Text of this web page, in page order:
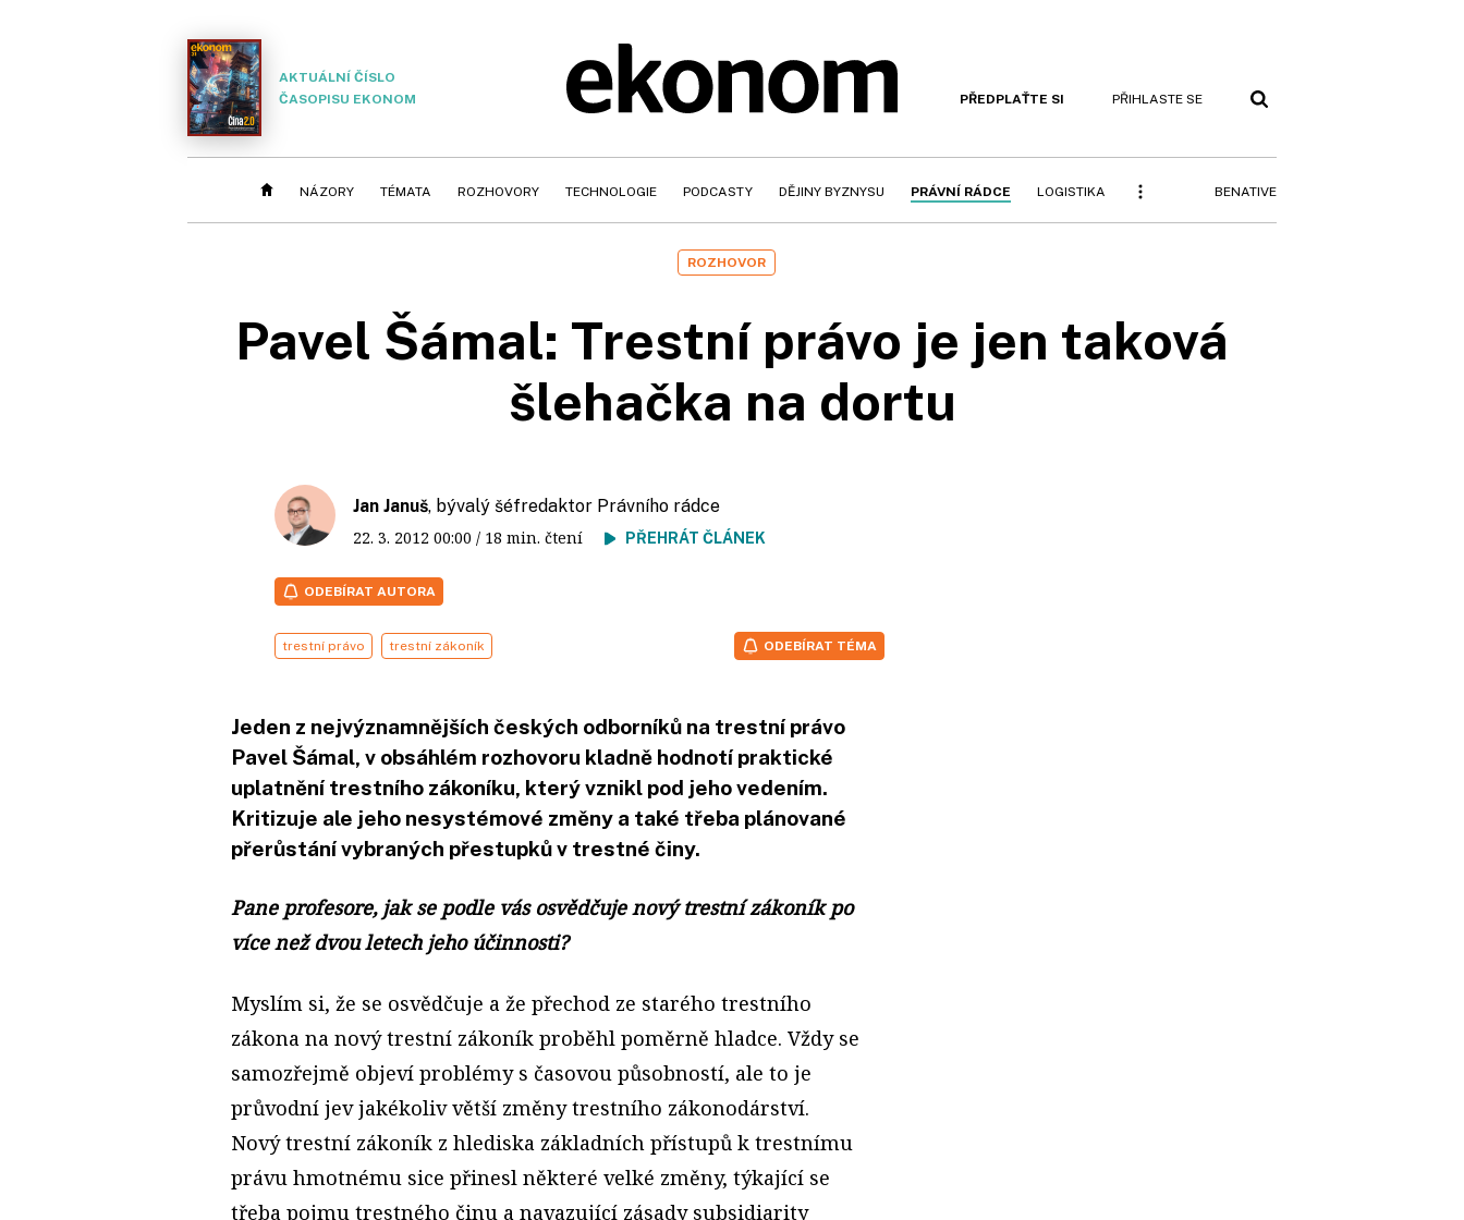
AKTUÁLNÍ ČÍSLO
ČASOPISU EKONOM
PŘEDPLAŤTE SI PŘIHLASTE SE
NÁZORY TÉMATA ROZHOVORY TECHNOLOGIE PODCASTY DĚJINY BYZNYSU PRÁVNÍ RÁDCE LOGISTIKA BENATIVE
ROZHOVOR
Pavel Šámal: Trestní právo je jen taková
šlehačka na dortu
Jan Januš, bývalý šéfredaktor Právního rádce
22. 3. 2012 00:00 / 18 min. čtení PŘEHRÁT ČLÁNEK
ODEBÍRAT AUTORA
trestní právo trestní zákoník ODEBÍRAT TÉMA
Jeden z nejvýznamnějších českých odborníků na trestní právo
Pavel Šámal, v obsáhlém rozhovoru kladně hodnotí praktické
uplatnění trestního zákoníku, který vznikl pod jeho vedením.
Kritizuje ale jeho nesystémové změny a také třeba plánované
přerůstání vybraných přestupků v trestné činy.
Pane profesore, jak se podle vás osvědčuje nový trestní zákoník po
více než dvou letech jeho účinnosti?
Myslím si, že se osvědčuje a že přechod ze starého trestního
zákona na nový trestní zákoník proběhl poměrně hladce. Vždy se
samozřejmě objeví problémy s časovou působností, ale to je
průvodní jev jakékoliv větší změny trestního zákonodárství.
Nový trestní zákoník z hlediska základních přístupů k trestnímu
právu hmotnému sice přinesl některé velké změny, týkající se
třeba pojmu trestného činu a navazující zásady subsidiarity